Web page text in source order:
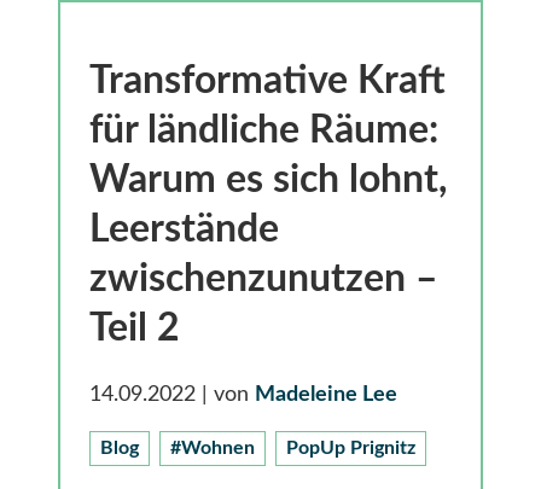
Klimaschutz & Nachhaltigkeit
Nahversorgung
Gesundheit
Newsletter
Presse
Transformative Kraft
für ländliche Räume:
Warum es sich lohnt,
Leerstände
zwischenzunutzen –
Teil 2
14.09.2022 | von Madeleine Lee
Blog #Wohnen PopUp Prignitz